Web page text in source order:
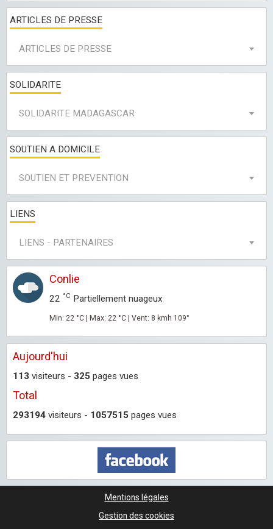
ARTICLES DE PRESSE
ARTICLES DE PRESSE
SOLIDARITE
SOLIDARITE MADAGASCAR
SOUTIEN A DOMICILE
SOUTIEN ET PREVENTION
LIENS
LIENS - PARTENAIRES
Conlie
22 °C Partiellement nuageux
Min: 22 °C | Max: 22 °C | Vent: 8 kmh 109°
Aujourd'hui
113 visiteurs - 325 pages vues
Total
293194 visiteurs - 1057515 pages vues
Mentions légales
Gestion des cookies